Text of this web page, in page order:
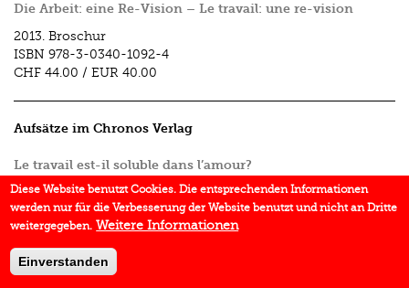
Die Arbeit: eine Re-Vision – Le travail: une re-vision
2013. Broschur
ISBN 978-3-0340-1092-4
CHF 44.00 / EUR 40.00
Aufsätze im Chronos Verlag
Le travail est-il soluble dans l’amour?
In: Die Arbeit: eine Re-Vision – Le travail: une re-vision 2013.
Diese Website benutzt Cookies. Die entsprechenden Informationen
werden nur für die Verbesserung der Website benutzt und nicht an Dritte
weitergegeben. Weitere Informationen
Einverstanden